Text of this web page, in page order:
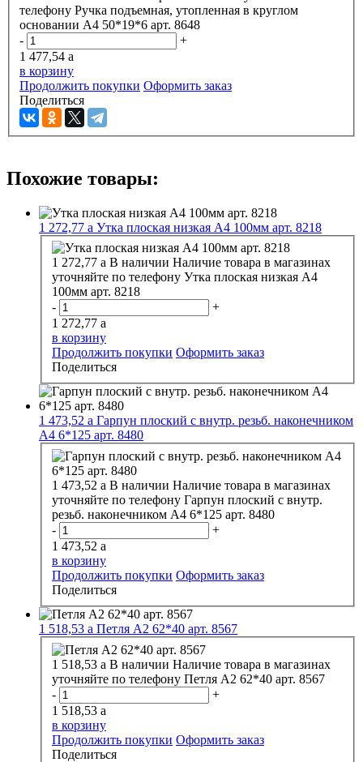
телефону Ручка подъемная, утопленная в круглом
основании А4 50*19*6 арт. 8648
-
+
1 477,54 a
в корзину
Продолжить покупки Оформить заказ
Поделиться
Похожие товары:
1 272,77 a Утка плоская низкая А4 100мм арт. 8218
1 272,77 a В наличии Наличие товара в магазинах
уточняйте по телефону Утка плоская низкая А4
100мм арт. 8218
-
+
1 272,77 a
в корзину
Продолжить покупки Оформить заказ
Поделиться
1 473,52 a Гарпун плоский с внутр. резьб. наконечником
А4 6*125 арт. 8480
1 473,52 a В наличии Наличие товара в магазинах
уточняйте по телефону Гарпун плоский с внутр.
резьб. наконечником А4 6*125 арт. 8480
-
+
1 473,52 a
в корзину
Продолжить покупки Оформить заказ
Поделиться
1 518,53 a Петля А2 62*40 арт. 8567
1 518,53 a В наличии Наличие товара в магазинах
уточняйте по телефону
Петля А2 62*40 арт. 8567
-
+
1 518,53 a
в корзину
Продолжить покупки Оформить заказ
Поделиться